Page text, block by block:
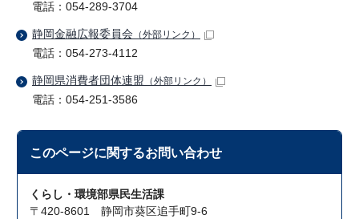
電話：054-289-3704
静岡金融広報委員会 （外部リンク）
電話：054-273-4112
静岡県消費者団体連盟 （外部リンク）
電話：054-251-3586
このページに関するお問い合わせ
くらし・環境部県民生活課
〒420-8601 静岡市葵区追手町9-6